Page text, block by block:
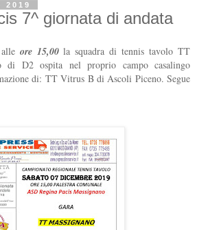
2019
7^ giornata di andata
alle ore 15,00la squadra di tennis tavolo TT
di D2 ospita nel proprio campo casalingo
di: TT Vitrus B di Ascoli Piceno. Segue